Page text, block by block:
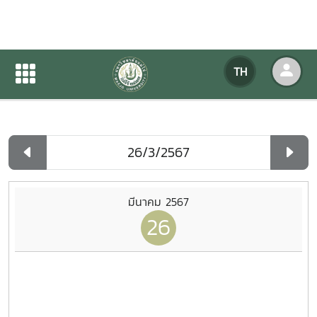
TH
ปฏิทินกิจกรรมของหน่วยงาน
ปฏิทินกิจกรรมของหน่วยงาน
มีนาคม 2567
26